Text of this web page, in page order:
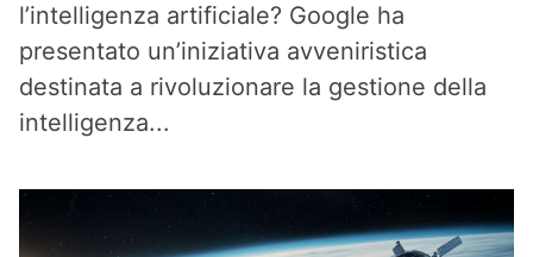
l’intelligenza artificiale? Google ha
presentato un’iniziativa avveniristica
destinata a rivoluzionare la gestione della
intelligenza...